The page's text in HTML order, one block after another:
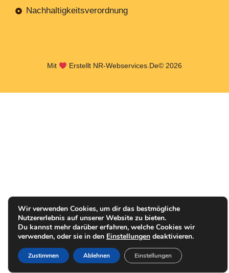
Nachhaltigkeitsverordnung
Mit Erstellt NR-Webservices.de© 2026
Wir verwenden Cookies, um dir das bestmögliche
Nutzererlebnis auf unserer Website zu bieten.
Du kannst mehr darüber erfahren, welche Cookies wir
verwenden, oder sie in den Einstellungen deaktivieren.
Zustimmen Ablehnen Einstellungen